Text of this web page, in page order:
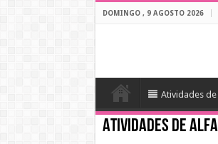
DOMINGO , 9 AGOSTO 2026
Atividades
Atividades de